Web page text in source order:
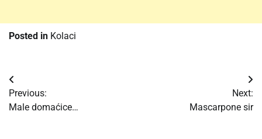
Posted in Kolaci
Post
navigation
Previous:
Male domaćice…
Next:
Mascarpone sir